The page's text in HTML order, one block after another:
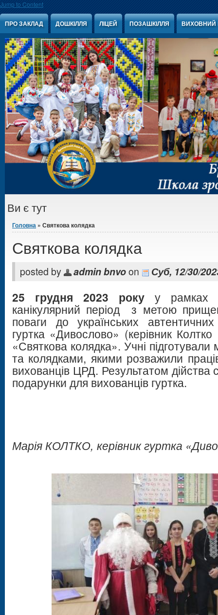
Jump to Content
ПРО ЗАКЛАД ДОШКІЛЛЯ ЛІЦЕЙ ПОЗАШКІЛЛЯ ВИХОВНИЙ
Ви є тут
Головна » Святкова колядка
Святкова колядка
posted by admin bnvoon Суб, 12/30/
25 грудня 2023 року у рамках
канікулярний період з метою
поваги до українських
гуртка «Дивослово» (керівник
«Святкова колядка». Учні підготували
та колядками, якими розважили
вихованців ЦРД. Результатом дійства
подарунки для вихованців гуртка.
Марія КОЛТКО, керівник гуртка